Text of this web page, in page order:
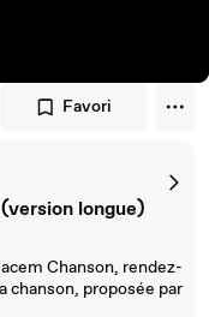
Favori
longue)
Chanson, rendez-
chanson, proposée par